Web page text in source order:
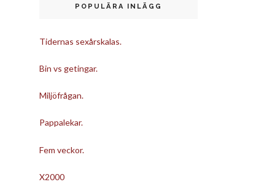
POPULÄRA INLÄGG
Tidernas sexårskalas.
Bin vs getingar.
Miljöfrågan.
Pappalekar.
Fem veckor.
X2000